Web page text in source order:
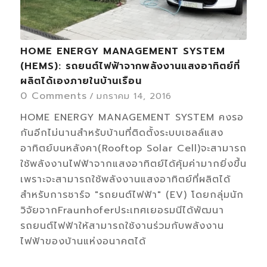
HOME ENERGY MANAGEMENT SYSTEM
(HEMS): รถยนต์ไฟฟ้าจากพลังงานแสงอาทิตย์ที่
ผลิตได้เองภายในบ้านเรือน
0 Comments / มกราคม 14, 2016
HOME ENERGY MANAGEMENT SYSTEM คงรอ
กันอีกไม่นานสำหรับบ้านที่ติดตั้งระบบเซลล์แสง
อาทิตย์บนหลังคา(Rooftop Solar Cell)จะสามารถ
ใช้พลังงานไฟฟ้าจากแสงอาทิตย์ได้คุ้มค่ามากยิ่งขึ้น
เพราะจะสามารถใช้พลังงานแสงอาทิตย์ที่ผลิตได้
สำหรับการชาร์จ "รถยนต์ไฟฟ้า" (EV) โดยกลุ่มนัก
วิจัยจากFraunhoferประเทศเยอรมนีได้พัฒนา
รถยนต์ไฟฟ้าให้สามารถใช้งานร่วมกับพลังงาน
ไฟฟ้าของบ้านแห่งอนาคตได้